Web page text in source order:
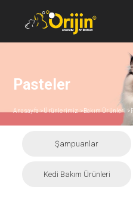
Pasteler
Anasayfa >Ürünlerimiz >Bakım Ürünleri >
Şampuanlar
Kedi Bakım Ürünleri